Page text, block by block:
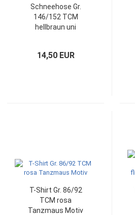
Schneehose Gr.
146/152 TCM
hellbraun uni
14,50 EUR
T-Shirt Gr. 86/92
TCM rosa
Tanzmaus Motiv